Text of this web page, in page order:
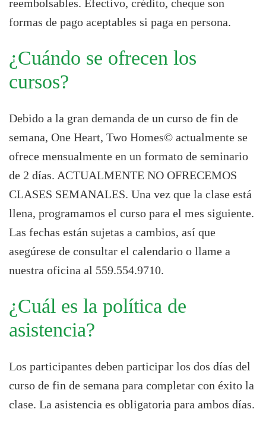
reembolsables. Efectivo, crédito, cheque son
formas de pago aceptables si paga en persona.
¿Cuándo se ofrecen los
cursos?
Debido a la gran demanda de un curso de fin de
semana, One Heart, Two Homes© actualmente se
ofrece mensualmente en un formato de seminario
de 2 días. ACTUALMENTE NO OFRECEMOS
CLASES SEMANALES. Una vez que la clase está
llena, programamos el curso para el mes siguiente.
Las fechas están sujetas a cambios, así que
asegúrese de consultar el calendario o llame a
nuestra oficina al 559.554.9710.
¿Cuál es la política de
asistencia?
Los participantes deben participar los dos días del
curso de fin de semana para completar con éxito la
clase. La asistencia es obligatoria para ambos días.